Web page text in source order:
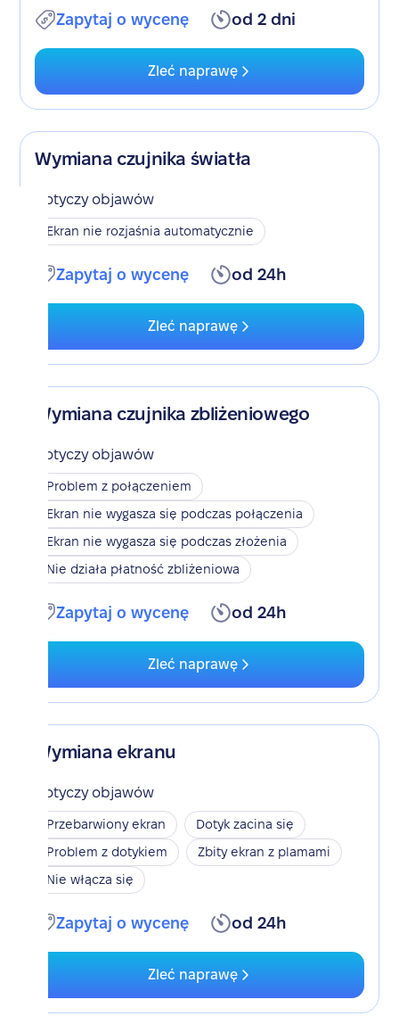
Zapytaj o wycenę od 2 dni
Zleć naprawę
Wymiana czujnika światła
Dotyczy objawów
Ekran nie rozjaśnia automatycznie
Zapytaj o wycenę od 24h
Zleć naprawę
Wymiana czujnika zbliżeniowego
Dotyczy objawów
Problem z połączeniem
Ekran nie wygasza się podczas połączenia
Ekran nie wygasza się podczas złożenia
Nie działa płatność zbliżeniowa
Zapytaj o wycenę od 24h
Zleć naprawę
Wymiana ekranu
Dotyczy objawów
Przebarwiony ekran
Dotyk zacina się
Problem z dotykiem
Zbity ekran z plamami
Nie włącza się
Zapytaj o wycenę od 24h
Zleć naprawę